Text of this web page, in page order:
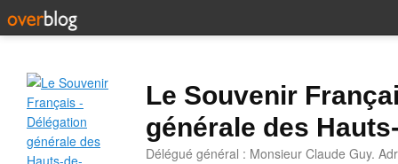
Le Souvenir
générale des
Délégué général : Monsieur Claude Guy.